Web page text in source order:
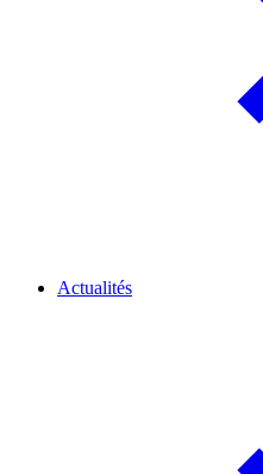
Actualités